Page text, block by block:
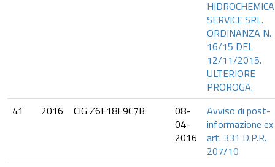
SERVICE SRL.
ORDINANZA N.
16/15 DEL
12/11/2015.
ULTERIORE
PROROGA.
41
2016 CIG Z6E18E9C7B
08-
04-
2016
Avviso di post-
informazione ex
art. 331 D.P.R.
207/10